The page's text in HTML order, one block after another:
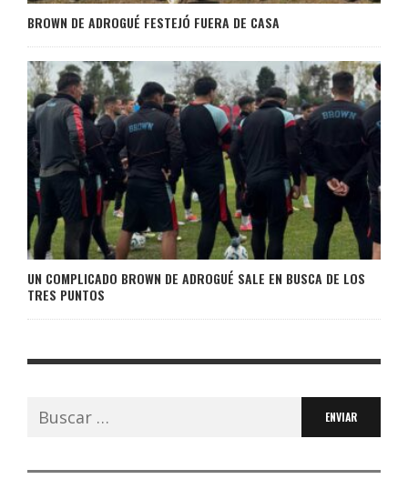
BROWN DE ADROGUÉ FESTEJÓ FUERA DE CASA
UN COMPLICADO BROWN DE ADROGUÉ SALE EN BUSCA DE LOS
TRES PUNTOS
Buscar: